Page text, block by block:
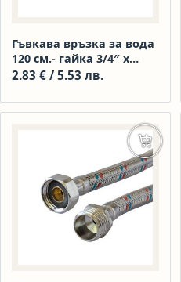
Гъвкава връзка за вода
120 см.- гайка 3/4″ х
гайка 3/4″
2.83 € / 5.53 лв.